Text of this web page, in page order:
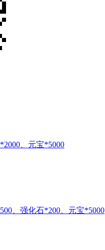
、元宝*5000
、强化石*200、元宝*5000